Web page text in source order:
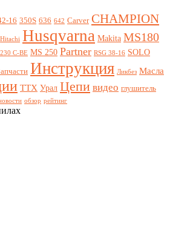
16 350S 636 642 Carver CHAMPION
Hitachi Husqvarna Makita MS180
C-BE MS 250 Partner RSG 38-16 SOLO
Инструкция Ликбез Масла
ТТХ Урал Цепи видео глушитель
обзор рейтинг